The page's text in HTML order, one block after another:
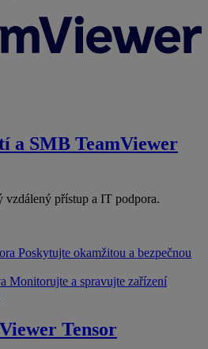
a SMB TeamViewer
vzdálený přístup a IT podpora.
Poskytujte okamžitou a bezpečnou
Monitorujte a spravujte zařízení
Tensor